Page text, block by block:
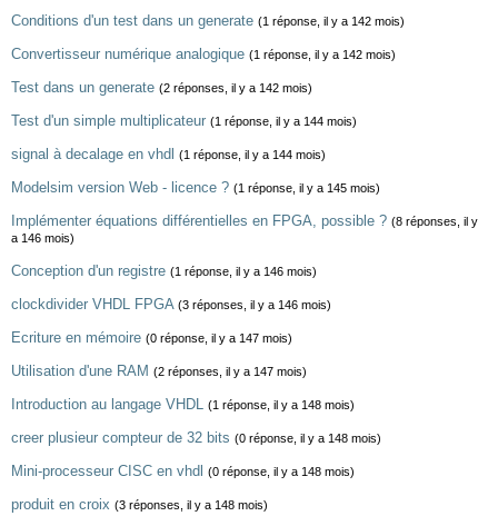
Conditions d'un test dans un generate (1 réponse, il y a 142 mois)
Convertisseur numérique analogique (1 réponse, il y a 142 mois)
Test dans un generate (2 réponses, il y a 142 mois)
Test d'un simple multiplicateur (1 réponse, il y a 144 mois)
signal à decalage en vhdl (1 réponse, il y a 144 mois)
Modelsim version Web - licence ? (1 réponse, il y a 145 mois)
Implémenter équations différentielles en FPGA, possible ? (8 réponses, il y
a 146 mois)
Conception d'un registre (1 réponse, il y a 146 mois)
clockdivider VHDL FPGA (3 réponses, il y a 146 mois)
Ecriture en mémoire (0 réponse, il y a 147 mois)
Utilisation d'une RAM (2 réponses, il y a 147 mois)
Introduction au langage VHDL (1 réponse, il y a 148 mois)
creer plusieur compteur de 32 bits (0 réponse, il y a 148 mois)
Mini-processeur CISC en vhdl (0 réponse, il y a 148 mois)
produit en croix (3 réponses, il y a 148 mois)